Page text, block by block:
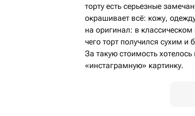
торту есть серьезные
окрашивает всё: кожу,
на оригинал: в
чего торт получился сухим
За такую стоимость
«инстаграмную» картинку.